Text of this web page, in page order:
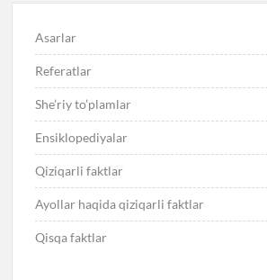
Asarlar
Referatlar
She’riy to’plamlar
Ensiklopediyalar
Qiziqarli faktlar
Ayollar haqida qiziqarli faktlar
Qisqa faktlar